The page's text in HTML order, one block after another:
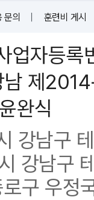
문의 훈련비 게시
업자등
제
완식
강남구
강남구
구 우